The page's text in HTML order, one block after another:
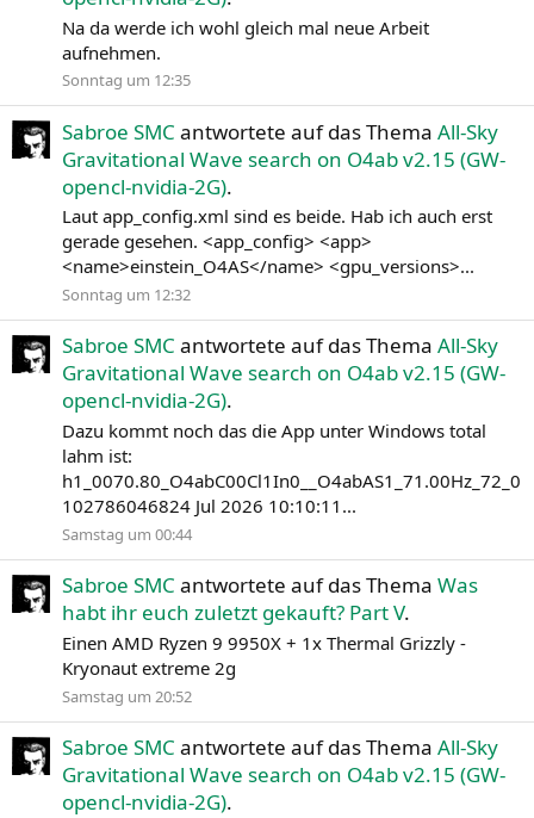
Na da werde ich wohl gleich mal neue Arbeit
aufnehmen.
Sonntag um 12:35
Sabroe SMC antwortete auf das Thema All-Sky
Gravitational Wave search on O4ab v2.15 (GW-
opencl-nvidia-2G).
Laut app_config.xml sind es beide. Hab ich auch erst
gerade gesehen. <app_config> <app>
<name>einstein_O4AS</name> <gpu_versions>...
Sonntag um 12:32
Sabroe SMC antwortete auf das Thema All-Sky
Gravitational Wave search on O4ab v2.15 (GW-
opencl-nvidia-2G).
Dazu kommt noch das die App unter Windows total
lahm ist:
h1_0070.80_O4abC00Cl1In0__O4abAS1_71.00Hz_72_0
102786046824 Jul 2026 10:10:11...
Samstag um 00:44
Sabroe SMC antwortete auf das Thema Was
habt ihr euch zuletzt gekauft? Part V.
Einen AMD Ryzen 9 9950X + 1x Thermal Grizzly -
Kryonaut extreme 2g
Samstag um 20:52
Sabroe SMC antwortete auf das Thema All-Sky
Gravitational Wave search on O4ab v2.15 (GW-
opencl-nvidia-2G).